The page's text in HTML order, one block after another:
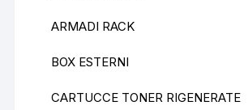
ARMADI RACK
BOX ESTERNI
CARTUCCE TONER RIGENERATE